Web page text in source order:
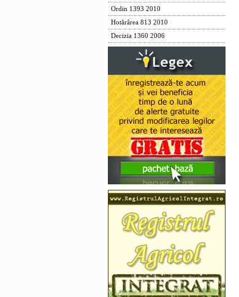
Ordin 1393 2010
Hotărârea 813 2010
Decizia 1360 2006